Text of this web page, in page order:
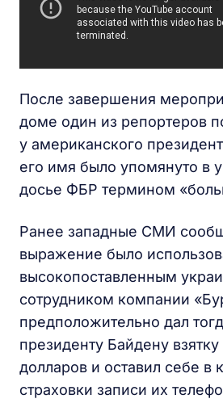
После завершения
доме один из репортеров
у американского
его имя было упомянуто в
досье ФБР термином
Ранее западные СМИ
выражение было
высокопоставленным
сотрудником компании
предположительно дал
президенту Байдену
долларов и оставил себе в
страховки записи их